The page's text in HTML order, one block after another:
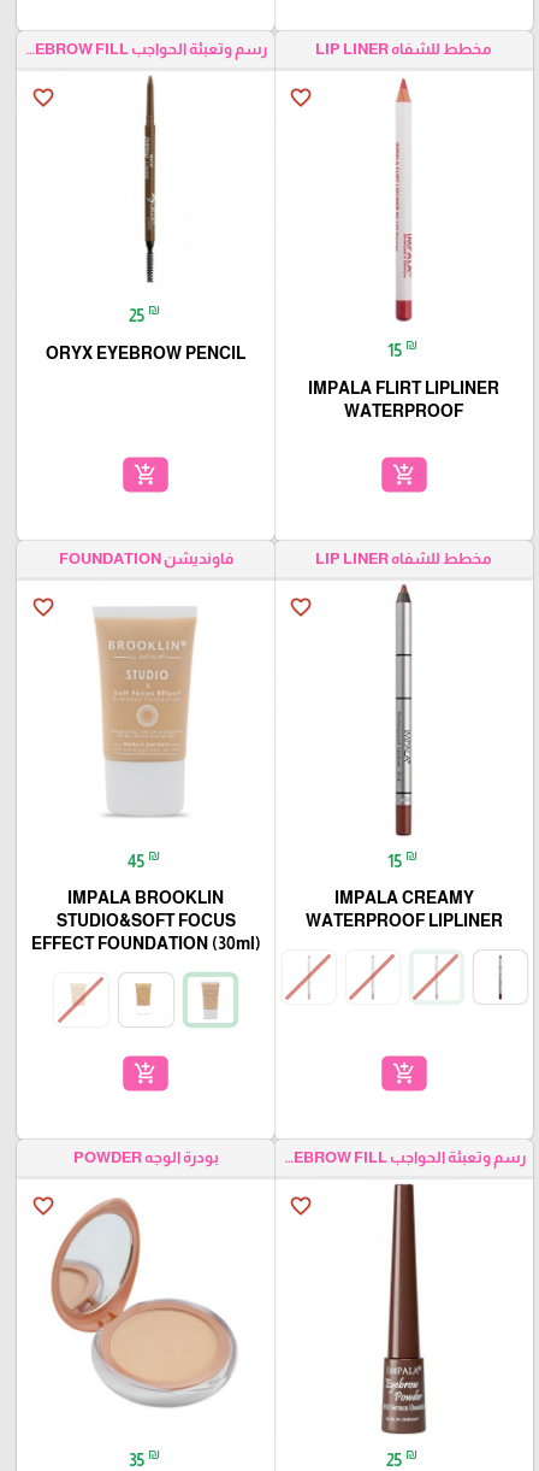
مخطط للشفاه LIP LINER
favorite_border
15 ₪
IMPALA FLIRT LIPLINER
WATERPROOF
add_shopping_cart
رسم وتعبئة الحواجب EYEBROW FILL
favorite_border
25 ₪
ORYX EYEBROW PENCIL
add_shopping_cart
مخطط للشفاه LIP LINER
favorite_border
15 ₪
IMPALA CREAMY
WATERPROOF LIPLINER
add_shopping_cart
فاونديشن FOUNDATION
favorite_border
45 ₪
IMPALA BROOKLIN
STUDIO&SOFT FOCUS
EFFECT FOUNDATION (30ml)
add_shopping_cart
رسم وتعبئة الحواجب EYEBROW FILL
favorite_border
25 ₪
بودرة الوجه POWDER
favorite_border
35 ₪